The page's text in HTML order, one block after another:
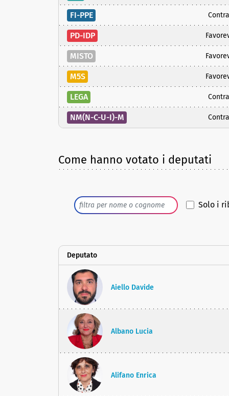
FI-PPE
PD-IDP
MISTO
M5S
LEGA
NM(N-C-U-I)-M
Come hanno votato i deputati
Solo i
Deputato
Aiello Davide
Albano Lucia
Alifano Enrica